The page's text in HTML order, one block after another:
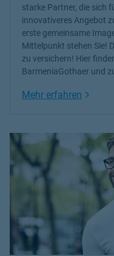
starke Partner, die sich
innovativeres Angebot
erste gemeinsame
Mittelpunkt stehen Sie!
zu versichern! Hier
BarmeniaGothaer und
Mehr erfahren Link